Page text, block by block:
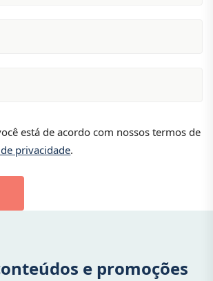
está de acordo com nossos termos de
privacidade.
e promoções